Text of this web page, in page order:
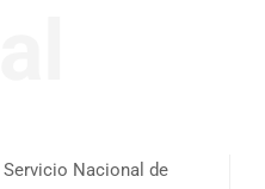
Nacional de